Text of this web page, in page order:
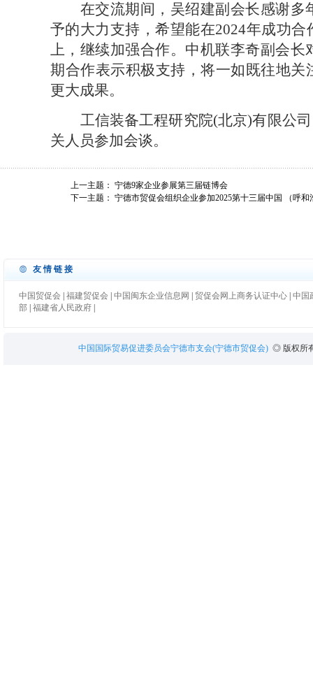
在交流期间，吴绍建副会长感谢
予的大力支持，希望能在2024年成功
上，继续加强合作。中机联李奇副会
期合作表示积极支持，将一如既往地
更大成果。
工信装备工程研究院(北京)有限公司
关人员参加会谈。
上一主题： 宁德9家企业参展第三届链博会
下一主题： 宁德市贸促会组织企业参加2025第十三届中国 （呼和
友情链接
中国贸促会| 福建贸促会| 中国闽东企业信息网 贸促会网上商务认证中心| 中国
部| 福建省人民政府|
中国国际贸易促进委员会宁德市支会(宁德市贸促会) ◎ 版权